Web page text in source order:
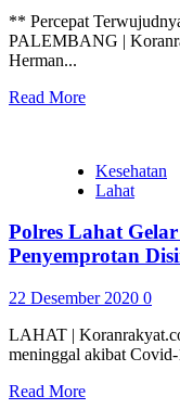
** Percepat
PALEMBANG |
Herman...
Read More
Kesehatan
Lahat
Polres Lahat
Penyemprotan
22 Desember 2020 0
LAHAT |
meninggal akibat
Read More